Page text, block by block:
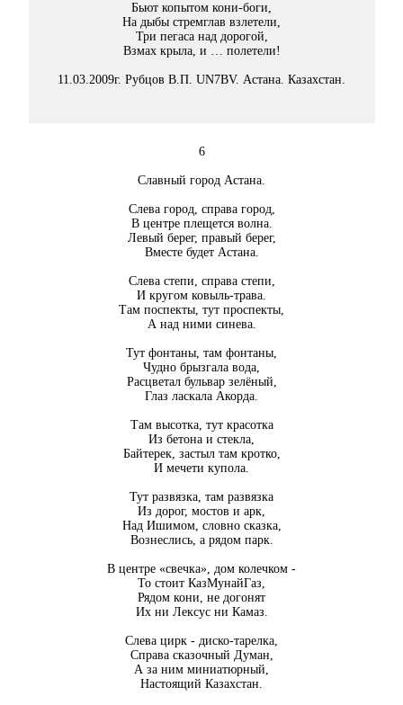
Бьют копытом кони-боги,
На дыбы стремглав взлетели,
Три пегаса над дорогой,
Взмах крыла, и … полетели!
11.03.2009г. Рубцов В.П. UN7BV. Астана. Казахстан.
6
Славный город Астана.
Слева город, справа город,
В центре плещется волна.
Левый берег, правый берег,
Вместе будет Астана.
Слева степи, справа степи,
И кругом ковыль-трава.
Там поспекты, тут проспекты,
А над ними синева.
Тут фонтаны, там фонтаны,
Чудно брызгала вода,
Расцветал бульвар зелёный,
Глаз ласкала Акорда.
Там высотка, тут красотка
Из бетона и стекла,
Байтерек, застыл там кротко,
И мечети купола.
Тут развязка, там развязка
Из дорог, мостов и арк,
Над Ишимом, словно сказка,
Вознеслись, а рядом парк.
В центре «свечка», дом колечком -
То стоит КазМунайГаз,
Рядом кони, не догонят
Их ни Лексус ни Камаз.
Слева цирк - диско-тарелка,
Справа сказочный Думан,
А за ним миниатюрный,
Настоящий Казахстан.